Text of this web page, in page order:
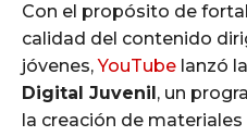
Con el propósito de
calidad del contenido
jóvenes,YouTube lanzó la
Digital Juvenil , un
la creación de